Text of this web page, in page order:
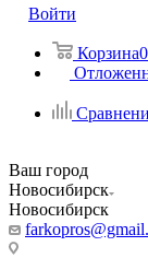
Войти
Корзина0
Ваш город
Новосибирск
Новосибирск